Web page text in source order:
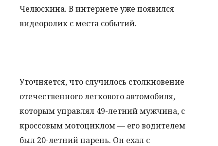
Челюскина. В интернете уже появился
видеоролик с места событий.
Уточняется, что случилось столкновение
отечественного легкового автомобиля,
которым управлял 49-летний мужчина, с
кроссовым мотоциклом — его водителем
был 20-летний парень. Он ехал с